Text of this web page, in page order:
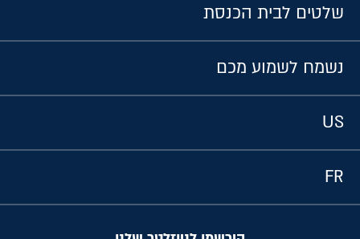
שלטים לבית הכנסת
נשמח לשמוע מכם
US
FR